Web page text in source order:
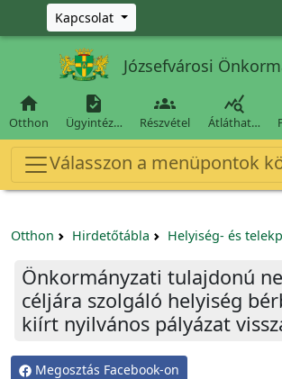
Ugrás a fő tartalomra
Kapcsolat
Józsefvárosi

Otthon

Ügyintéz…

Részvétel

Átláthat…
Válasszon a menüpontok
Otthon Hirdetőtábla Helyiség- és
Önkormányzati tulajdonú
céljára szolgáló helyiség
kiírt nyilvános pályázat
Megosztás Facebook-on